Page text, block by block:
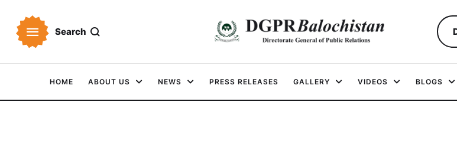
Search
HOME ABOUT US NEWS PRESS RELEASES GALLERY VIDEOS BLOGS